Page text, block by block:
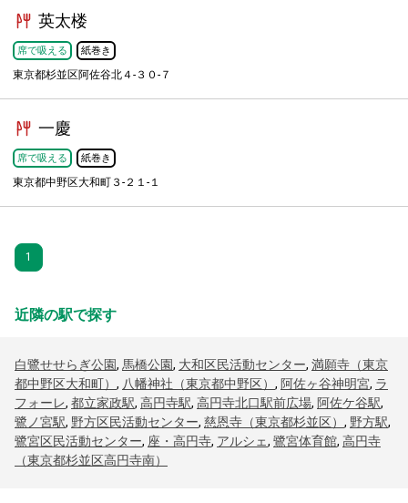
英太楼
席で吸える 紙巻き
東京都杉並区阿佐谷北４-３０-７
一慶
席で吸える 紙巻き
東京都中野区大和町３-２１-１
1
近隣の駅で探す
白鷺せせらぎ公園, 馬橋公園, 大和区民活動センター, 満願寺（東京
都中野区大和町） , 八幡神社（東京都中野区） , 阿佐ヶ谷神明宮, ラ
フォーレ, 都立家政駅, 高円寺駅, 高円寺北口駅前広場, 阿佐ケ谷駅,
鷺ノ宮駅, 野方区民活動センター, 慈恩寺（東京都杉並区） , 野方駅,
鷺宮区民活動センター, 座・高円寺, アルシェ, 鷺宮体育館, 高円寺
（東京都杉並区高円寺南）